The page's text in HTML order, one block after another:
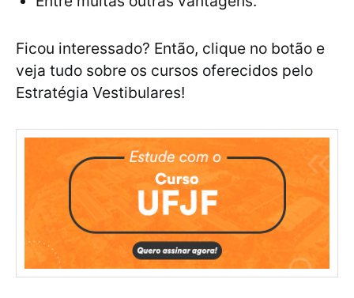
Ficou interessado? Então, clique no botão e
veja tudo sobre os cursos oferecidos pelo
Estratégia Vestibulares!